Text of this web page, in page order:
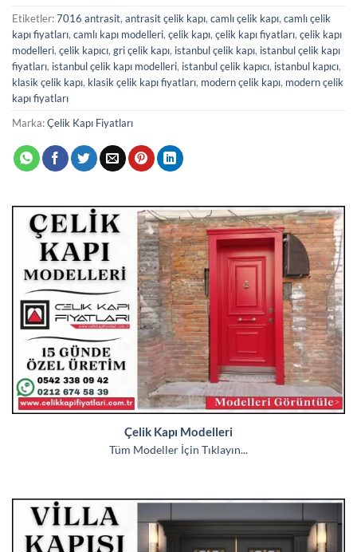
Etiketler:7016 antrasit, antrasit çelik kapı, camlı çelik kapı, camlı çelik
kapı fiyatları, camlı kapı modelleri, çelik kapı, çelik kapı fiyatları, çelik kapı
modelleri, çelik kapıcı, gri çelik kapı, istanbul çelik kapı, istanbul çelik kapı
fiyatları, istanbul çelik kapı modelleri, istanbul çelik kapıcı, istanbul kapıcı,
klasik çelik kapı, klasik çelik kapı fiyatları, modern çelik kapı, modern çelik
kapı fiyatları
Marka:Çelik Kapı Fiyatları
Çelik Kapı Modelleri
Tüm Modeller İçin Tıklayın...